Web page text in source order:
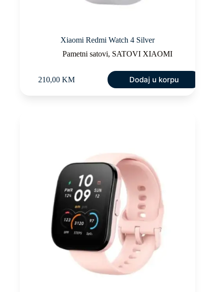
Xiaomi Redmi Watch 4 Silver
Pametni satovi, SATOVI XIAOMI
210,00 KM Dodaj u korpu